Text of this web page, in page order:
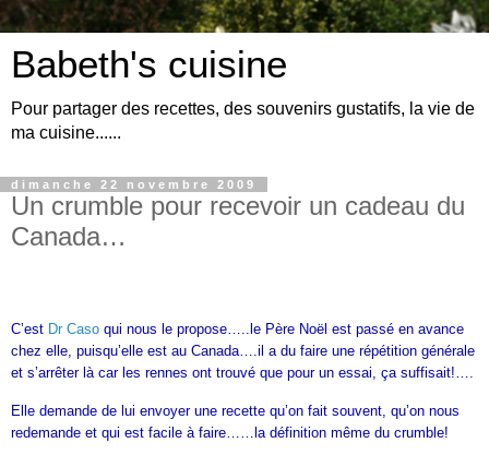
Babeth's cuisine
Pour partager des recettes, des souvenirs gustatifs, la vie de
ma cuisine......
dimanche 22 novembre 2009
Un crumble pour recevoir un cadeau du
Canada…
C’est Dr Caso qui nous le propose…..le Père Noël est passé en avance
chez elle, puisqu’elle est au Canada….il a du faire une répétition générale
et s’arrêter là car les rennes ont trouvé que pour un essai, ça suffisait!….
Elle demande de lui envoyer une recette qu’on fait souvent, qu’on nous
redemande et qui est facile à faire……la définition même du crumble!